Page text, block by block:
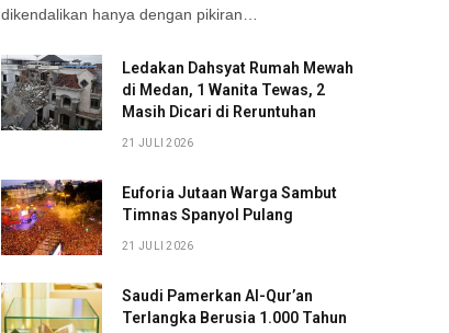
dikendalikan hanya dengan pikiran…
Ledakan Dahsyat Rumah Mewah
di Medan, 1 Wanita Tewas, 2
Masih Dicari di Reruntuhan
21 JULI 2026
Euforia Jutaan Warga Sambut
Timnas Spanyol Pulang
21 JULI 2026
Saudi Pamerkan Al-Qur’an
Terlangka Berusia 1.000 Tahun